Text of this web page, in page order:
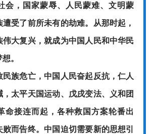
会，国家蒙辱、人民蒙难、文明蒙
受了前所未有的劫难。从那时起，
伟大复兴，就成为中国人民和中华民
。
危亡，中国人民奋起反抗，仁人
，太平天国运动、戊戌变法、义和团
命接连而起，各种救国方案轮番出
败而告终。中国迫切需要新的思想引